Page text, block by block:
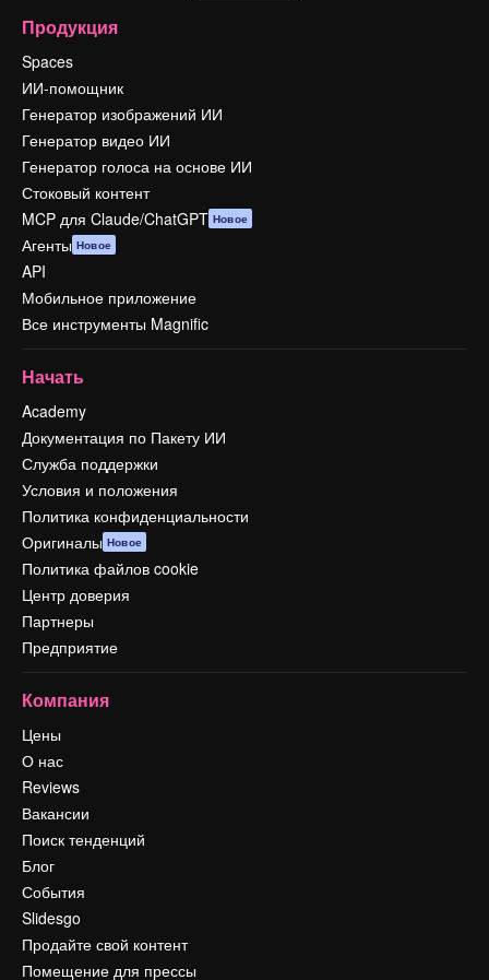
Продукция
Spaces
ИИ-помощник
Генератор изображений ИИ
Генератор видео ИИ
Генератор голоса на основе ИИ
Стоковый контент
MCP для Claude/ChatGPT Новое
Агенты Новое
API
Мобильное приложение
Все инструменты Magnific
Начать
Academy
Документация по Пакету ИИ
Служба поддержки
Условия и положения
Политика конфиденциальности
Оригиналы Новое
Политика файлов cookie
Центр доверия
Партнеры
Предприятие
Компания
Цены
О нас
Reviews
Вакансии
Поиск тенденций
Блог
События
Slidesgo
Продайте свой контент
Помещение для прессы